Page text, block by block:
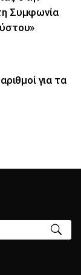
Συμφωνία
για τα